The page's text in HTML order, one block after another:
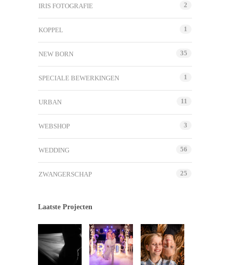
IRIS FOTOGRAFIE 2
KOPPEL 1
NEW BORN 35
SPECIALE BEWERKINGEN 1
URBAN 11
WEBSHOP 3
WEDDING 56
ZWANGERSCHAP 25
Laatste Projecten